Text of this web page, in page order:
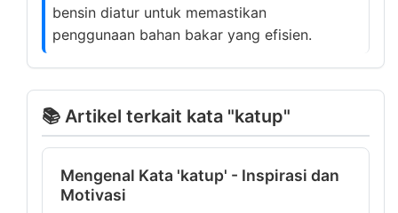
bensin diatur untuk memastikan
penggunaan bahan bakar yang efisien.
📚 Artikel terkait kata "katup"
Mengenal Kata 'katup' - Inspirasi dan
Motivasi